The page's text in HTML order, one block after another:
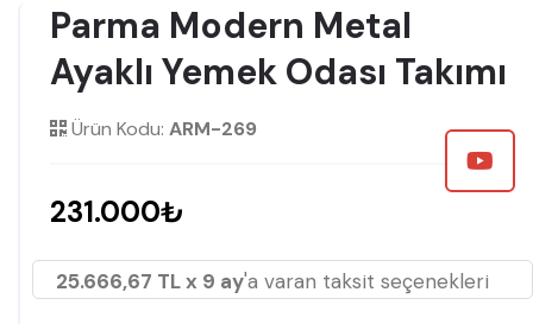
Parma Modern Metal
Ayaklı Yemek Odası Takımı
Ürün Kodu: ARM-269
231.000₺
25.666,67 TL x 9 ay'a varan taksit seçenekleri